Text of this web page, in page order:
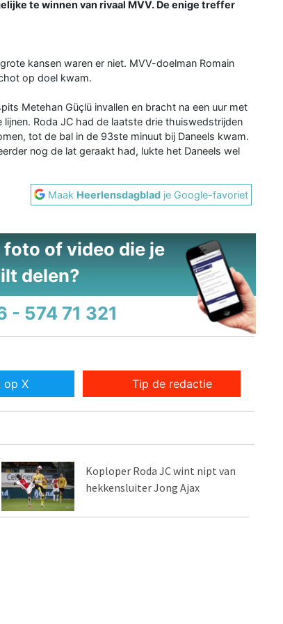
te winnen van rivaal MVV. De enige treffer
kansen waren er niet. MVV-doelman Romain
op doel kwam.
Metehan Güçlü invallen en bracht na een uur met
Roda JC had de laatste drie thuiswedstrijden
tot de bal in de 93ste minuut bij Daneels kwam.
nog de lat geraakt had, lukte het Daneels wel
Maak Heerlensdagblad je Google-favoriet
foto of video die je
delen?
- 574 71 321
op X Tip de redactie
Koploper Roda JC wint nipt van
hekkensluiter Jong Ajax